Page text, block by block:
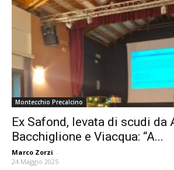
Montecchio Precalcino
Ex Safond, levata di scudi da
Bacchiglione e Viacqua: “A...
Marco Zorzi -
24 Maggio 2025